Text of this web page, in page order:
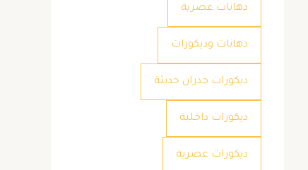
دهانات عصرية
دهانات وديكورات
ديكورات جدران حديثة
ديكورات داخلية
ديكورات عصرية